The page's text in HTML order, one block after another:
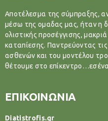
Αποτέλεσμα της σύμπραξης,
μέσω της ομαδας μας, ήταν η
ολιστικής προσέγγισης,
καταπίεσης. Παντρεύοντας
ασθενών και του μοντέλου
θέτουμε στο
ΕΠΙΚΟΙΝΩΝΙΑ
Diatistrofis.gr